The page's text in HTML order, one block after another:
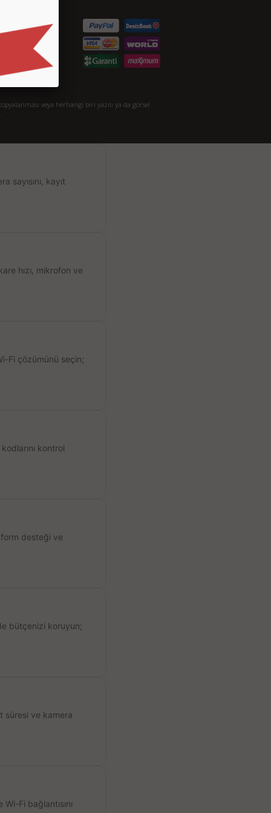
veya herhangi biri yazılı ya da görsel
kayıt
hızı, mikrofon ve
Fi çözümünü seçin;
kontrol
desteği ve
bütçenizi koruyun;
süresi ve kamera
Fi bağlantısını